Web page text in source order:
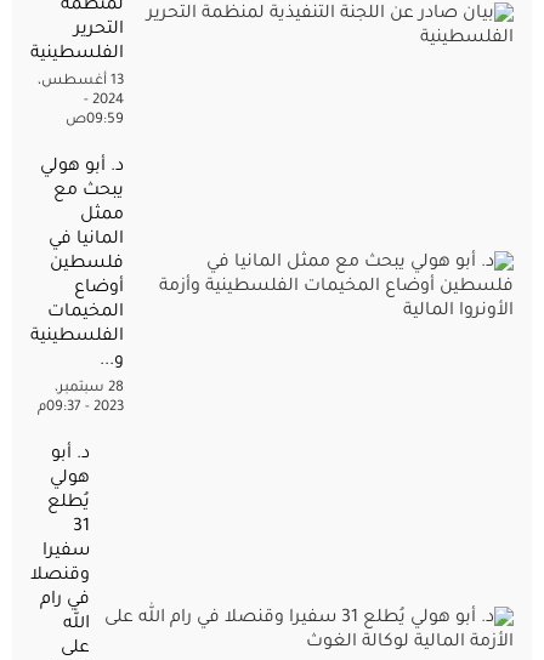
لمنظمة
التحرير
الفلسطينية
13 أغسطس،
2024 -
09:59ص
د. أبو هولي
يبحث مع
ممثل
المانيا في
فلسطين
أوضاع
المخيمات
الفلسطينية
و...
28 سبتمبر،
2023 - 09:37م
د. أبو
هولي
يُطلع
31
سفيرا
وقنصلا
في رام
الله
على